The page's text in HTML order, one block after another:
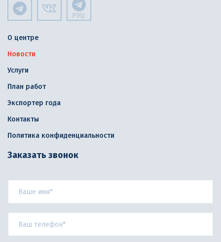
РЭЦ
О центре
Новости
Услуги
План работ
Экспортер года
Контакты
Политика конфиденциальности
Заказать звонок